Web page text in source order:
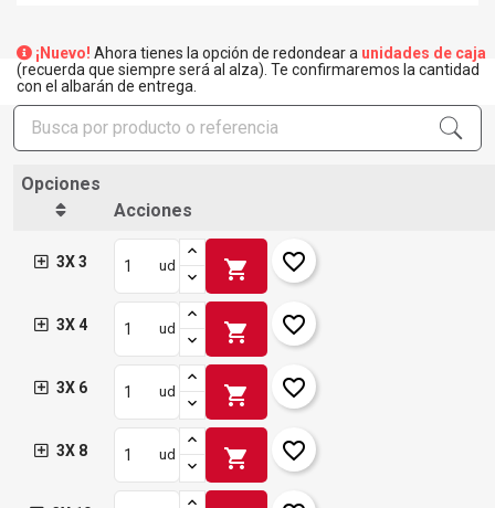
¡Nuevo! Ahora tienes la opción de redondear a unidades de caja
(recuerda que siempre será al alza). Te confirmaremos la cantidad
con el albarán de entrega.
Opciones
Acciones
3X 3 ud shopping_cart favorite_border
3X 4 ud shopping_cart favorite_border
3X 6 ud shopping_cart favorite_border
3X 8 ud shopping_cart favorite_border